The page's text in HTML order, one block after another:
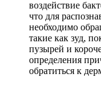
воздействие
что для
необходимо
такие как зуд,
пузырей и
определения
обратиться к